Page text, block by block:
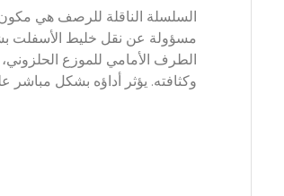
السلسلة الناقلة للرصف هي
مسؤولة عن نقل خليط الأسفلت
الطرف الأمامي للموزع
وكثافته. يؤثر أداؤه بشكل مباشر